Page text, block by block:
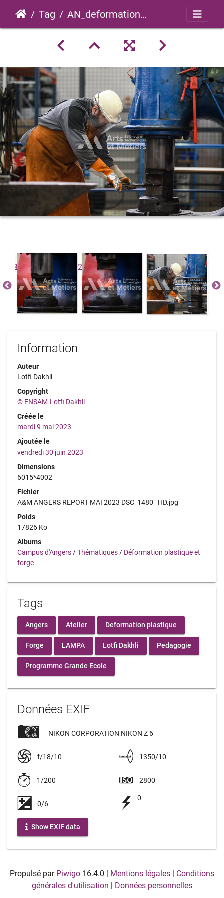
Tag AN_deformation_plastique_forge_2023_0026
Information
Auteur
Lotfi Dakhli
Copyright
© ENSAM-Lotfi Dakhli
Créée le
mardi 9 mai 2023
Ajoutée le
vendredi 30 juin 2023
Dimensions
6015*4002
Fichier
A&M ANGERS REPORT MAI 2023 DSC_1480_ HD.jpg
Poids
17826 Ko
Albums
Campus d'Angers /Thématiques / Déformation plastique et
forge
Tags
Angers Atelier Deformation plastique
Forge LAMPA Lotfi Dakhli Pedagogie
Programme Grande Ecole
Données EXIF
NIKON CORPORATION NIKON Z 6
f/18/10 1350/10
1/200 2800
0/6
0
Show EXIF data
Propulsé par Piwigo16.4.0 | Mentions légales| Conditions
générales d'utilisation | Données personnelles